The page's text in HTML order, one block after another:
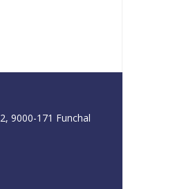
9000-171 Funchal